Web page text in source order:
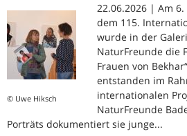
© Uwe Hiksch
22.06.2026 | Am
dem 115.
wurde in der
NaturFreunde die
Frauen von
entstanden im
internationalen
NaturFreunde
Porträts dokumentiert sie junge...